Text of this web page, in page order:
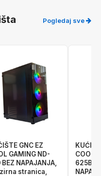
Pogledaj sve
GNC EZ
GAMING ND-
NAPAJANJA,
stranica,
COOL
625B